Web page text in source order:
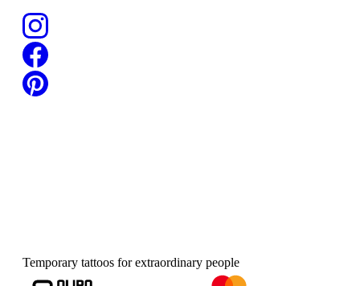
Temporary tattoos for extraordinary people